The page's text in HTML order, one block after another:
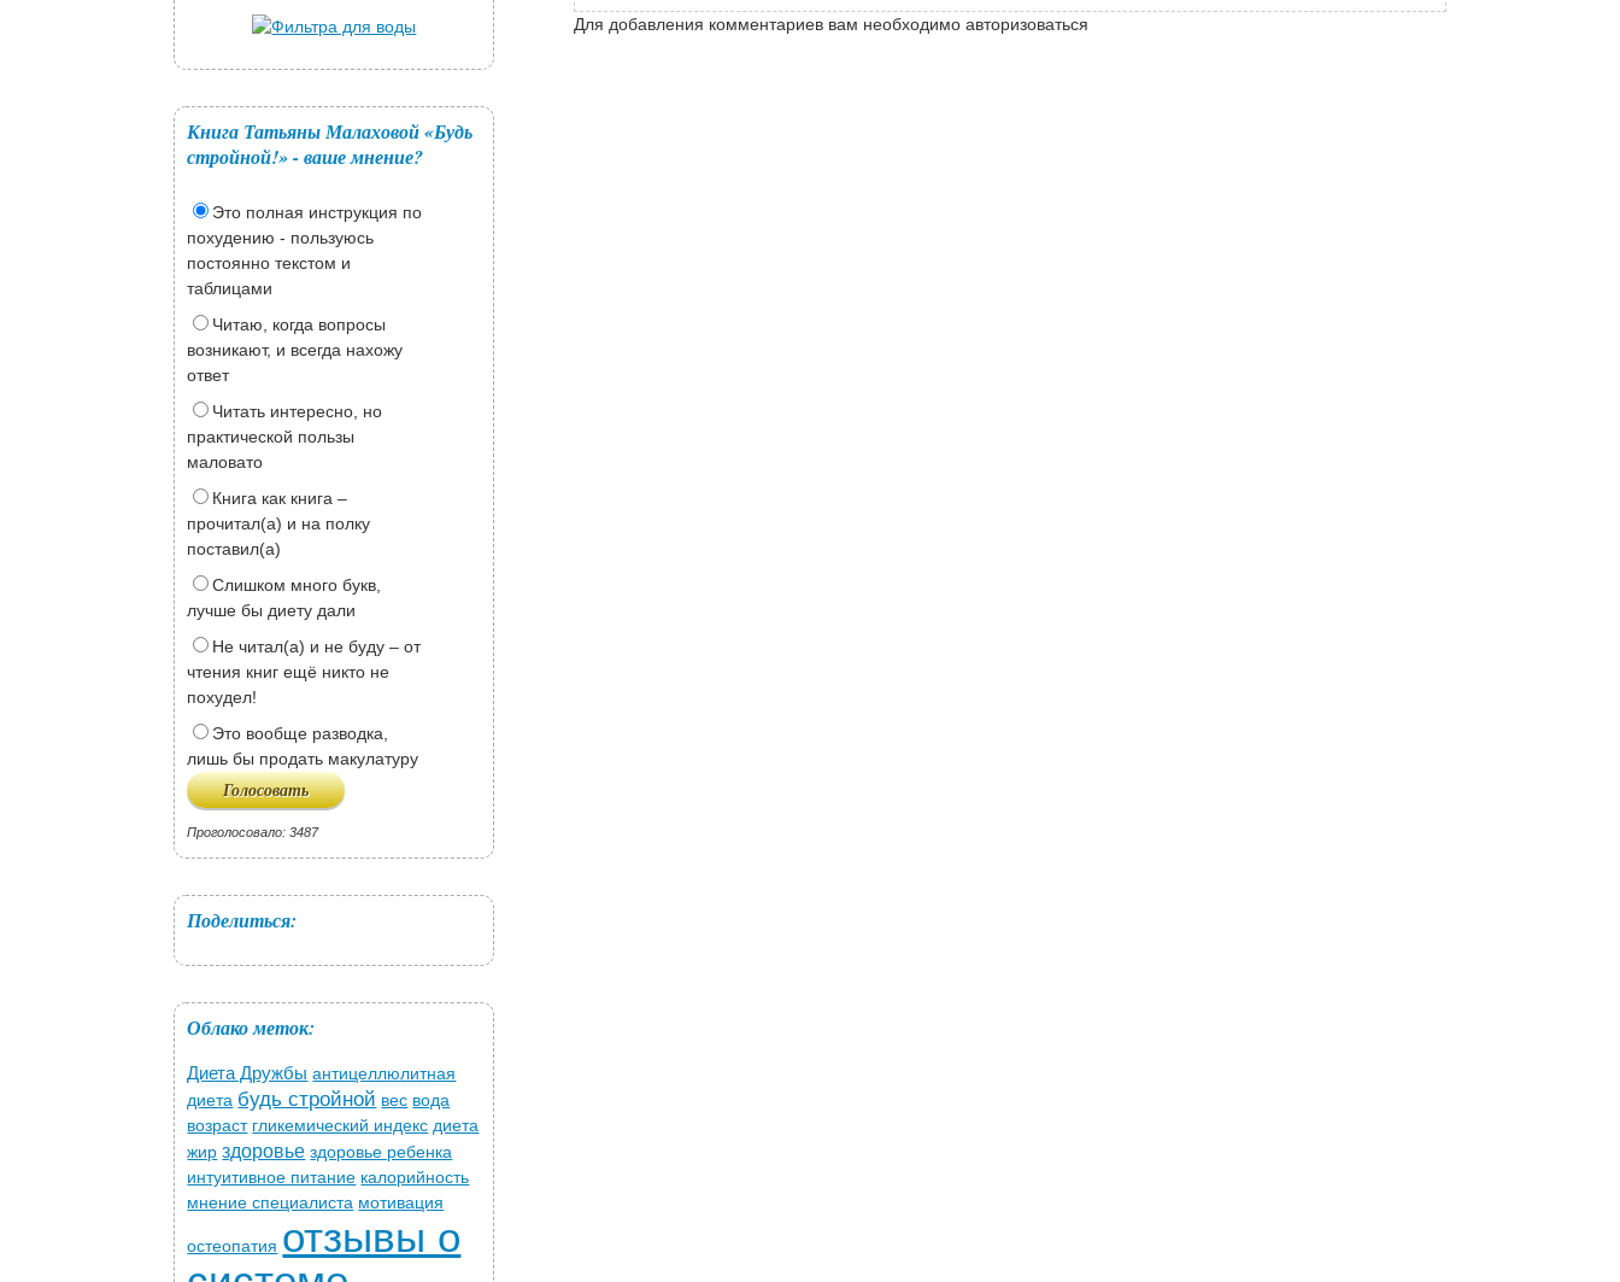
Книга Татьяны Малаховой «Будь
стройной!» - ваше мнение?
Это полная инструкция по
похудению - пользуюсь
постоянно текстом и
таблицами
Читаю, когда вопросы
возникают, и всегда нахожу
ответ
Читать интересно, но
практической пользы
маловато
Книга как книга –
прочитал(а) и на полку
поставил(а)
Слишком много букв,
лучше бы диету дали
Не читал(а) и не буду – от
чтения книг ещё никто не
похудел!
Это вообще разводка,
лишь бы продать макулатуру
Проголосовало: 3487
Поделиться:
Облако меток:
Диета Дружбы антицеллюлитная
диета будь стройной вес вода
возраст гликемический индекс диета
жир здоровье здоровье ребенка
интуитивное питание калорийность
мнение специалиста мотивация
остеопатия отзывы о
Для добавления комментариев вам необходимо авторизоваться